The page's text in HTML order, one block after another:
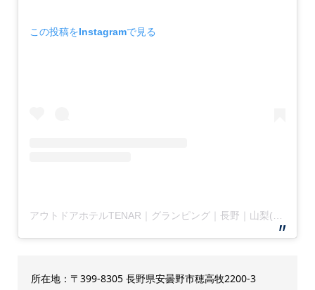
この投稿をInstagramで見る
アウトドアホテルTENAR｜グランピング｜長野｜山梨(@tenar_theoutdoorhotel)がシェアした投稿
所在地：〒399-8305 長野県安曇野市穂高牧2200-3